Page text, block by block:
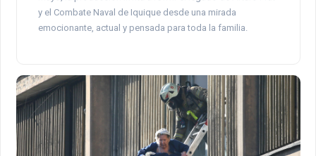
y el Combate Naval de Iquique desde una mirada
emocionante, actual y pensada para toda la familia.